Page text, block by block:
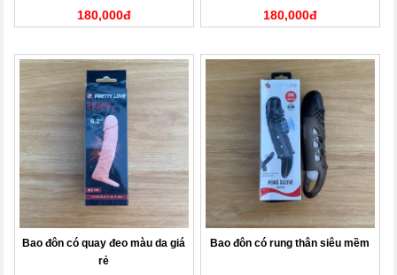
180,000đ 180,000đ
Bao đôn có quay đeo màu da giá
rẻ
Bao đôn có rung thân siêu mềm